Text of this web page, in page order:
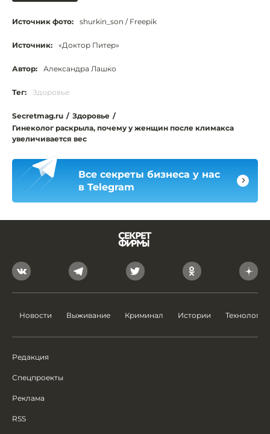
Источник фото: shurkin_son / Freepik
Источник: «Доктор Питер»
Автор: Александра Лашко
Тег: Здоровье
Secretmag.ru / Здоровье /
Гинеколог раскрыла, почему у женщин после климакса
увеличивается вес
Все секреты бизнеса у нас
в Telegram
Новости Выживание Криминал Истории Технологии
Редакция
Спецпроекты
Реклама
RSS